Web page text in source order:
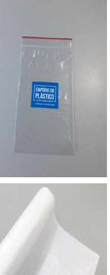
pequenas
basta
consomem
ou
o
é possível
acessórios;
Cremes e
transportar
para o
e
e escuro
não fique
dentro e
mais
CORREIO
do